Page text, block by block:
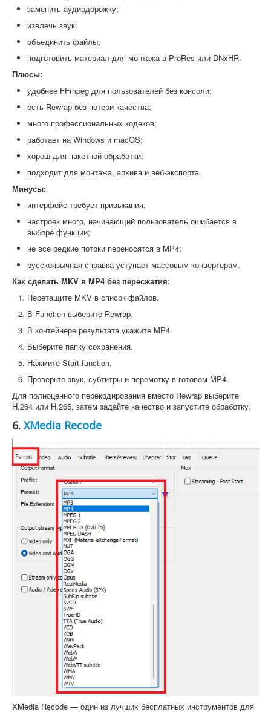
заменить аудиодорожку;
извлечь звук;
объединить файлы;
подготовить материал для монтажа в ProRes или DNxHR.
Плюсы:
удобнее FFmpeg для пользователей без консоли;
есть Rewrap без потери качества;
много профессиональных кодеков;
работает на Windows и macOS;
хорош для пакетной обработки;
подходит для монтажа, архива и веб-экспорта.
Минусы:
интерфейс требует привыкания;
настроек много, начинающий пользователь ошибается в
выборе функции;
не все редкие потоки переносятся в MP4;
русскоязычная справка уступает массовым конвертерам.
Как сделать MKV в MP4 без пересжатия:
Перетащите MKV в список файлов.
В Function выберите Rewrap.
В контейнере результата укажите MP4.
Выберите папку сохранения.
Нажмите Start function.
Проверьте звук, субтитры и перемотку в готовом MP4.
Для полноценного перекодирования вместо Rewrap выберите
H.264 или H.265, затем задайте качество и запустите обработку.
6. XMedia Recode
XMedia Recode — один из лучших бесплатных инструментов для